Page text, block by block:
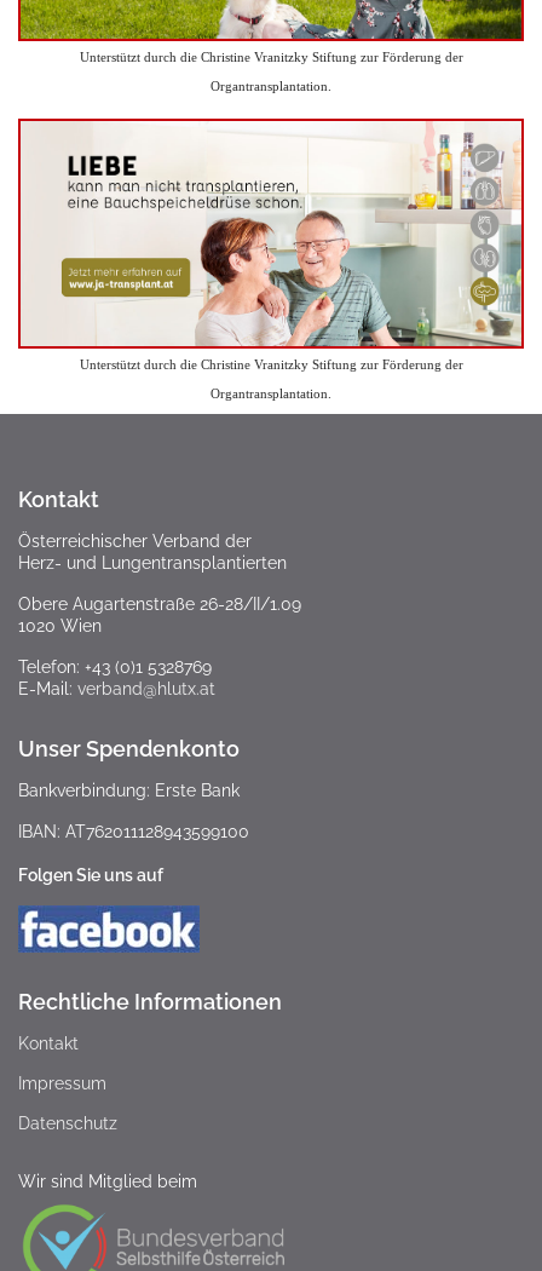
Unterstützt durch die Christine Vranitzky Stiftung zur Förderung der
Organtransplantation.
Unterstützt durch die Christine Vranitzky Stiftung zur Förderung der
Organtransplantation.
Kontakt
Österreichischer Verband der
Herz- und Lungentransplantierten
Obere Augartenstraße 26-28/II/1.09
1020 Wien
Telefon: +43 (0)1 5328769
E-Mail: verband@hlutx.at
Unser Spendenkonto
Bankverbindung: Erste Bank
IBAN: AT762011128943599100
Folgen Sie uns auf
Rechtliche Informationen
Kontakt
Impressum
Datenschutz
Wir sind Mitglied beim